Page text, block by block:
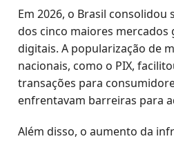
Em 2026, o Brasil consolidou
dos cinco maiores mercados
digitais. A popularização de
nacionais, como o PIX,
transações para
enfrentavam barreiras para
Além disso, o aumento da